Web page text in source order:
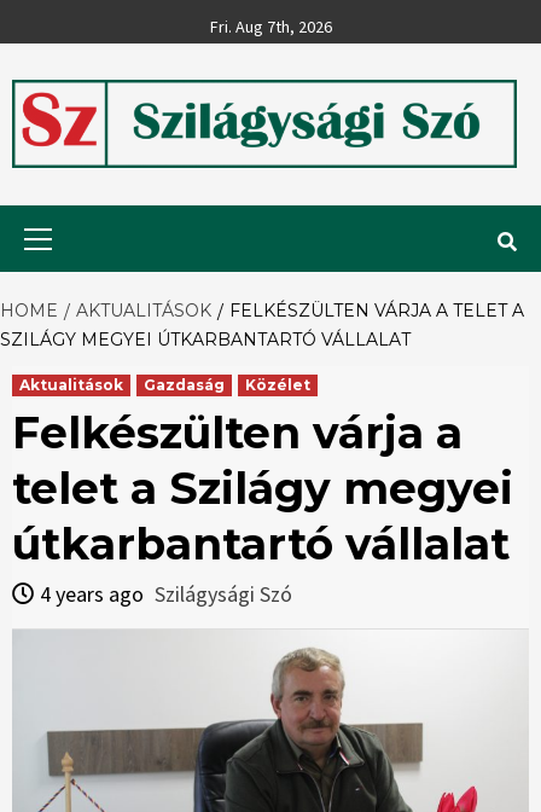
to
Fri. Aug 7th, 2026
Szilágysági
Szó
HOME AKTUALITÁSOK
FELKÉSZÜLTEN VÁRJA A TELET A
SZILÁGY MEGYEI ÚTKARBANTARTÓ VÁLLALAT
Aktualitások Gazdaság Közélet
Felkészülten várja a
telet a Szilágy megyei
útkarbantartó vállalat
4 years ago Szilágysági Szó